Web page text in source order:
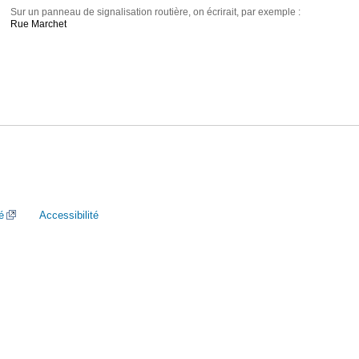
Sur un panneau de signalisation routière, on écrirait, par exemple :
Rue Marchet
Accessibilité